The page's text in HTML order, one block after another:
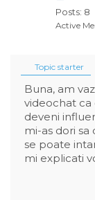
Posts: 8
Active
Topic starter
Buna, am
videochat
deveni
mi-as dori
se poate
mi explicati